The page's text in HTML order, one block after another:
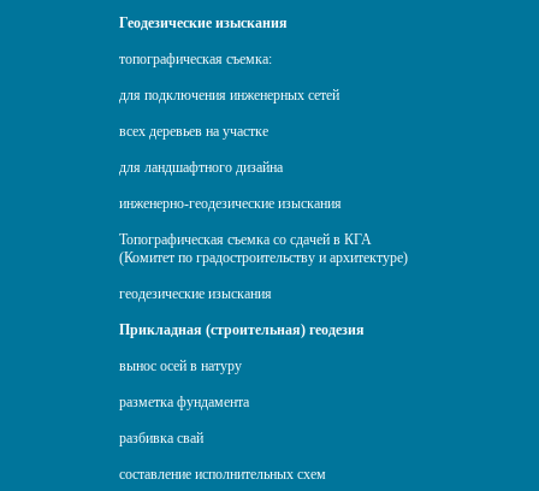
Геодезические изыскания
топографическая съемка:
для подключения инженерных сетей
всех деревьев на участке
для ландшафтного дизайна
инженерно-геодезические изыскания
Топографическая съемка со сдачей в КГА
(Комитет по градостроительству и архитектуре)
геодезические изыскания
Прикладная (строительная) геодезия
вынос осей в натуру
разметка фундамента
разбивка свай
составление исполнительных схем